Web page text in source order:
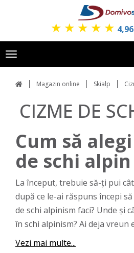
★ ★ ★ ★ ★ 4,96
Toggle
navigation
Magazin online Skialp
CIZME DE
Cum să
de schi alpin
La început, trebuie să-ți pui
după ce le-ai răspuns începi
de schi alpinism faci? Unde și
în schi alpinism? Ai deja vreun
Vezi mai multe...